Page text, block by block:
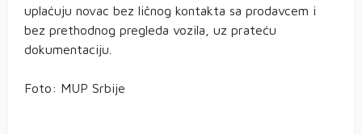
uplaćuju novac bez ličnog kontakta sa prodavcem i
bez prethodnog pregleda vozila, uz prateću
dokumentaciju.
Foto: MUP Srbije